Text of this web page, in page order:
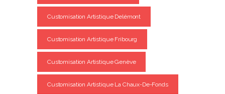
Customisation Artistique Delémont
Customisation Artistique Fribourg
Customisation Artistique Genève
Customisation Artistique La Chaux-De-Fonds